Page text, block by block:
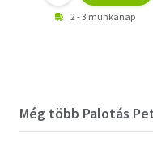
2 - 3 munkanap
Még több Palotás